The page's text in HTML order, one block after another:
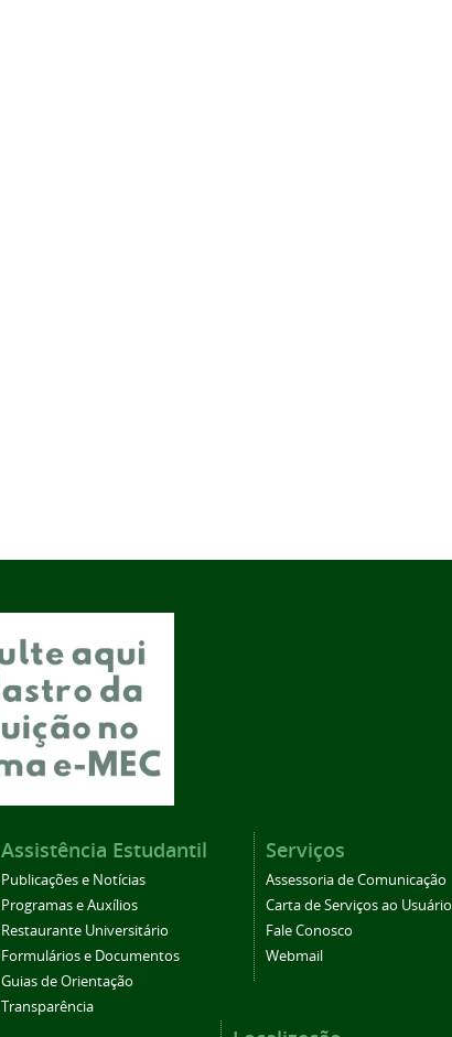
Assistência Estudantil
Publicações e Notícias
Programas e Auxílios
Restaurante Universitário
Formulários e Documentos
Guias de Orientação
Transparência
Serviços
Assessoria de Comunicação
Carta de Serviços ao Usuário
Fale Conosco
Webmail